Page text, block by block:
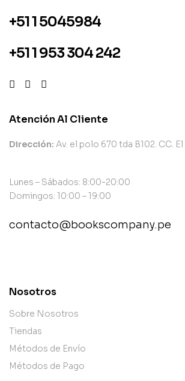
+51 1 5045984
+51 1 953 304 242
Atención Al Cliente
Dirección: Av. el polo 670 tda B102. CC.
Lunes – Sábados: 8:00-20:00
Domingos: 10:00 – 19:00
contacto@bookscompany.pe
Nosotros
Sobre Nosotros
Tiendas
Métodos de Envío
Métodos de Pago